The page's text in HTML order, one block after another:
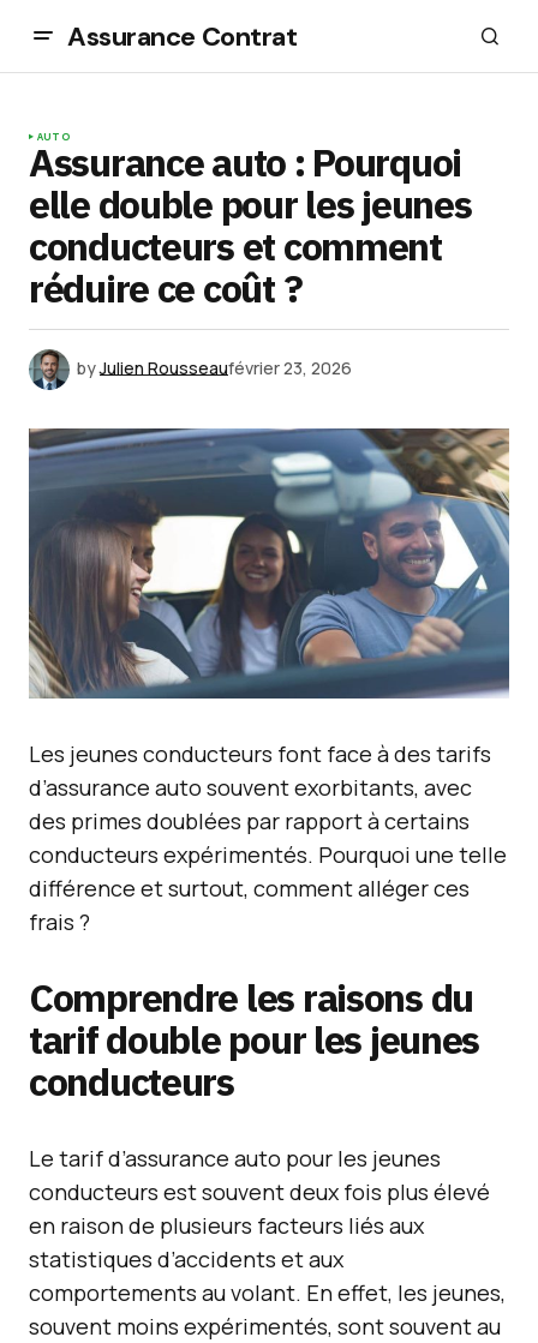
Assurance Contrat
AUTO
Assurance auto : Pourquoi
elle double pour les jeunes
conducteurs et comment
réduire ce coût ?
byJulien Rousseaufévrier 23, 2026
Les jeunes conducteurs font face à des tarifs
d’assurance auto souvent exorbitants, avec
des primes doublées par rapport à certains
conducteurs expérimentés. Pourquoi une telle
différence et surtout, comment alléger ces
frais ?
Comprendre les raisons du
tarif double pour les jeunes
conducteurs
Le tarif d’assurance auto pour les jeunes
conducteurs est souvent deux fois plus élevé
en raison de plusieurs facteurs liés aux
statistiques d’accidents et aux
comportements au volant. En effet, les jeunes,
souvent moins expérimentés, sont souvent au